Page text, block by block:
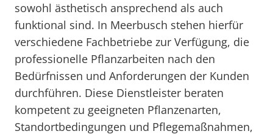
sowohl ästhetisch ansprechend als auch
funktional sind. In Meerbusch stehen hierfür
verschiedene Fachbetriebe zur Verfügung, die
professionelle Pflanzarbeiten nach den
Bedürfnissen und Anforderungen der Kunden
durchführen. Diese Dienstleister beraten
kompetent zu geeigneten Pflanzenarten,
Standortbedingungen und Pflegemaßnahmen,